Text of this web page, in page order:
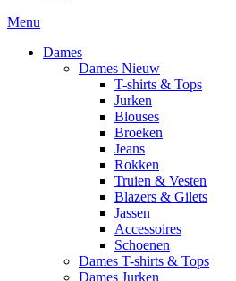
Menu
Dames
Dames Nieuw
T-shirts & Tops
Jurken
Blouses
Broeken
Jeans
Rokken
Truien & Vesten
Blazers & Gilets
Jassen
Accessoires
Schoenen
Dames T-shirts & Tops
Dames Jurken